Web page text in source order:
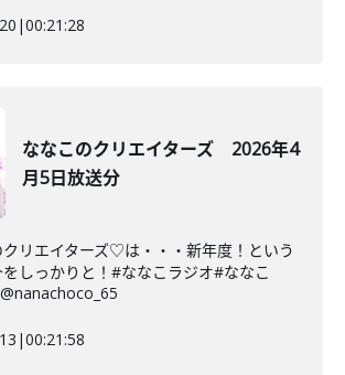
|00:21:28
ななこのクリエイターズ 2026年4
月5日放送分
リエイターズ♡は・・・新年度！という
しっかりと！#ななこラジオ#ななこ
|00:21:58